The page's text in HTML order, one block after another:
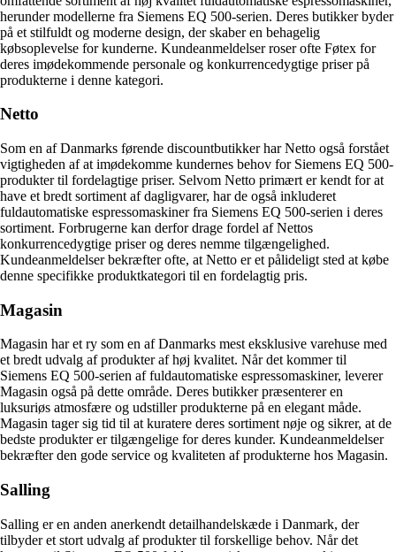
herunder modellerne fra Siemens EQ 500-serien. Deres butikker byder
på et stilfuldt og moderne design, der skaber en behagelig
købsoplevelse for kunderne. Kundeanmeldelser roser ofte Føtex for
deres imødekommende personale og konkurrencedygtige priser på
produkterne i denne kategori.
Netto
Som en af Danmarks førende discountbutikker har Netto også forstået
vigtigheden af at imødekomme kundernes behov for Siemens EQ 500-
produkter til fordelagtige priser. Selvom Netto primært er kendt for at
have et bredt sortiment af dagligvarer, har de også inkluderet
fuldautomatiske espressomaskiner fra Siemens EQ 500-serien i deres
sortiment. Forbrugerne kan derfor drage fordel af Nettos
konkurrencedygtige priser og deres nemme tilgængelighed.
Kundeanmeldelser bekræfter ofte, at Netto er et pålideligt sted at købe
denne specifikke produktkategori til en fordelagtig pris.
Magasin
Magasin har et ry som en af Danmarks mest eksklusive varehuse med
et bredt udvalg af produkter af høj kvalitet. Når det kommer til
Siemens EQ 500-serien af fuldautomatiske espressomaskiner, leverer
Magasin også på dette område. Deres butikker præsenterer en
luksuriøs atmosfære og udstiller produkterne på en elegant måde.
Magasin tager sig tid til at kuratere deres sortiment nøje og sikrer, at de
bedste produkter er tilgængelige for deres kunder. Kundeanmeldelser
bekræfter den gode service og kvaliteten af produkterne hos Magasin.
Salling
Salling er en anden anerkendt detailhandelskæde i Danmark, der
tilbyder et stort udvalg af produkter til forskellige behov. Når det